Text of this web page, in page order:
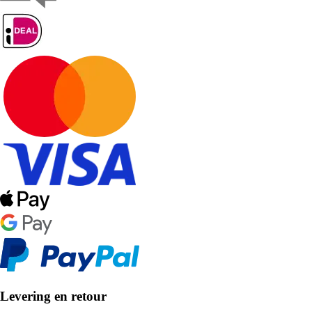
Levering en retour